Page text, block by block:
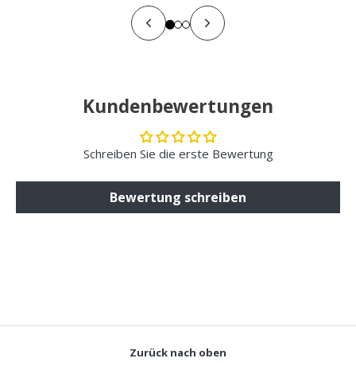
Kundenbewertungen
Schreiben Sie die erste Bewertung
Bewertung schreiben
Zurück nach oben